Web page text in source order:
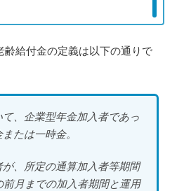
齢給付金の定義は以下の通りで
、企業型年金加入者であっ
たは一時金。
、所定の通算加入者等期間
前月までの加入者期間と運用